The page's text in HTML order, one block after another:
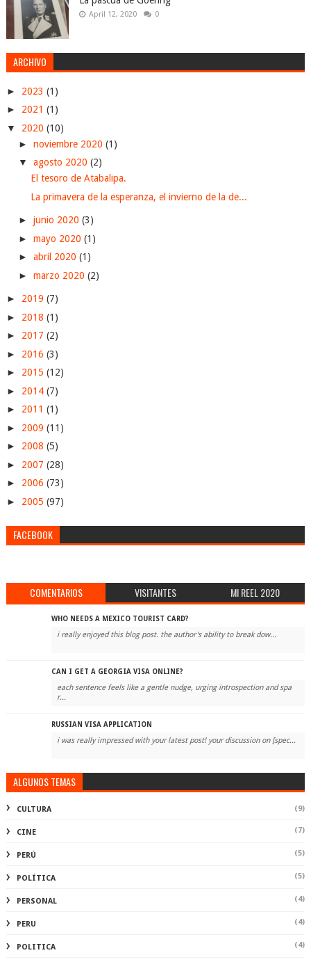
April 12, 2020 0
ARCHIVO
► 2023 (1)
► 2021 (1)
▼ 2020 (10)
► noviembre 2020 (1)
▼ agosto 2020 (2)
El tesoro de Atabalipa.
La primavera de la esperanza, el invierno de la de...
► junio 2020 (3)
► mayo 2020 (1)
► abril 2020 (1)
► marzo 2020 (2)
► 2019 (7)
► 2018 (1)
► 2017 (2)
► 2016 (3)
► 2015 (12)
► 2014 (7)
► 2011 (1)
► 2009 (11)
► 2008 (5)
► 2007 (28)
► 2006 (73)
► 2005 (97)
FACEBOOK
COMENTARIOS VISITANTES MI REEL 2020
WHO NEEDS A MEXICO TOURIST CARD?
i really enjoyed this blog post. the author's ability to break dow...
CAN I GET A GEORGIA VISA ONLINE?
each sentence feels like a gentle nudge, urging introspection and spa
r...
RUSSIAN VISA APPLICATION
i was really impressed with your latest post! your discussion on [spec...
ALGUNOS TEMAS
CULTURA (9)
CINE (7)
PERÚ (5)
POLÍTICA (5)
PERSONAL (4)
PERU (4)
POLITICA (4)